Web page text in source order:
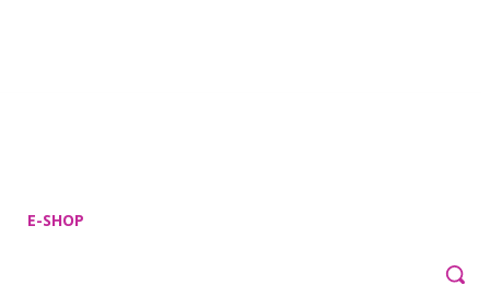
E-SHOP